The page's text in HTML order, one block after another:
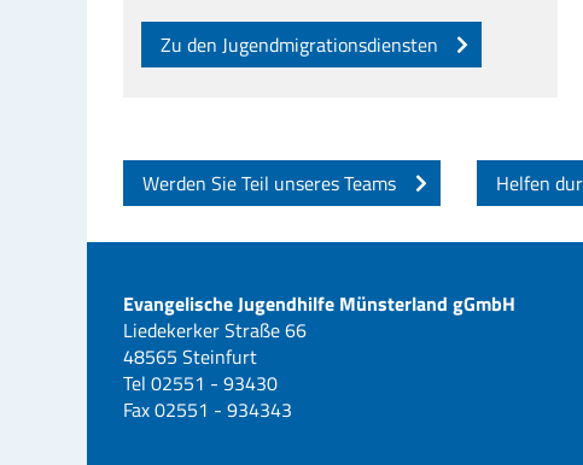
Zu den Jugendmigrationsdiensten
Werden Sie Teil unseres Teams Helfen
Evangelische Jugendhilfe Münsterland gGmbH
Liedekerker Straße 66
48565 Steinfurt
Tel 02551 - 93430
Fax 02551 - 934343